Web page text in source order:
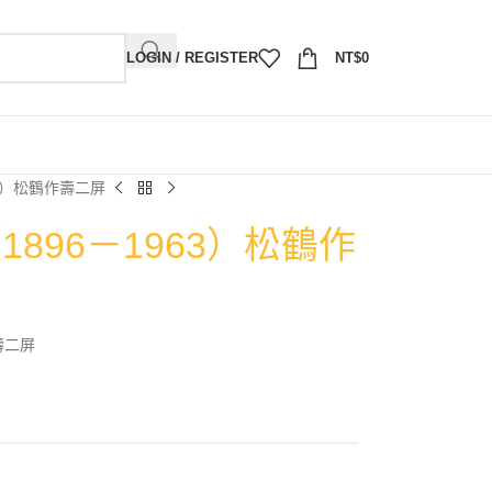
LOGIN / REGISTER NT$0
松鶴作壽二屏
－1963）松鶴作
二屏